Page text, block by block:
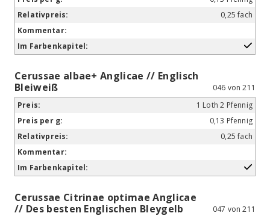
0,25 fach
Cerussae albae+ Anglicae // Englisch
Bleiweiß
046 von 211
1 Loth 2 Pfennig
0,13 Pfennig
0,25 fach
Cerussae Citrinae optimae Anglicae
// Des besten Englischen Bleygelb
047 von 211